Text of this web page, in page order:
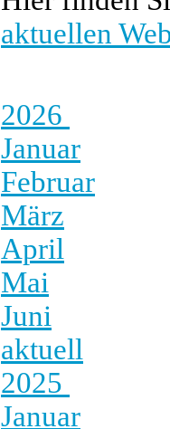
aktuellen
2026
Januar
Februar
März
April
Mai
Juni
aktuell
2025
Januar